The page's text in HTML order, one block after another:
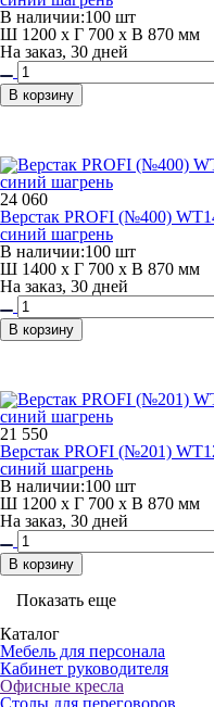
В наличии:100 шт
Ш 1200 x Г 700 x В 870 мм
На заказ, 30 дней
В корзину
24 060
Верстак PROFI (№400)
синий шагрень
В наличии:100 шт
Ш 1400 x Г 700 x В 870 мм
На заказ, 30 дней
В корзину
21 550
Верстак PROFI (№201)
синий шагрень
В наличии:100 шт
Ш 1200 x Г 700 x В 870 мм
На заказ, 30 дней
В корзину
Показать еще
Каталог
Мебель для персонала
Кабинет руководителя
Офисные кресла
Столы для переговоров